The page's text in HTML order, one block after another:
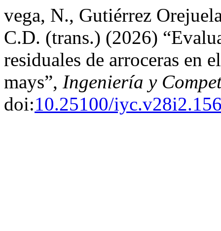
vega, N., Gutiérrez
C.D. (trans.) (2026)
residuales de arroceras en
mays”, Ingeniería y
doi:10.25100/